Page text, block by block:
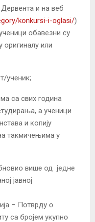
и на веб
konkursi-i-oglasi/)
обавезни су
или
ученик;
са свих година
а ученици
и копију
такмичењима у
више од једне
јавној
– Потврду о
са бројем укупно